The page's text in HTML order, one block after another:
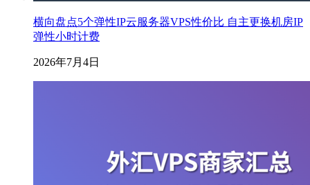
横向盘点5个弹性IP云服务器VPS性价比 自主更换机房IP
弹性小时计费
2026年7月4日